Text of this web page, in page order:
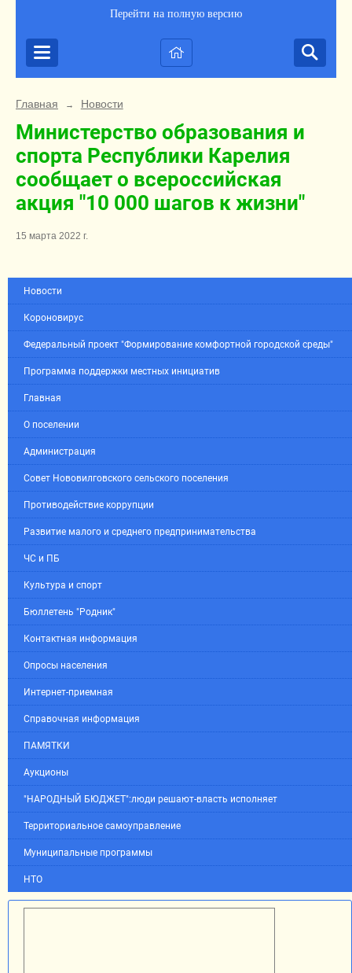
Перейти на полную версию
Главная → Новости
Министерство образования и
спорта Республики Карелия
сообщает о всероссийская
акция "10 000 шагов к жизни"
15 марта 2022 г.
Новости
Короновирус
Федеральный проект "Формирование комфортной городской среды"
Программа поддержки местных инициатив
Главная
О поселении
Администрация
Совет Нововилговского сельского поселения
Противодействие коррупции
Развитие малого и среднего предпринимательства
ЧС и ПБ
Культура и спорт
Бюллетень "Родник"
Контактная информация
Опросы населения
Интернет-приемная
Справочная информация
ПАМЯТКИ
Аукционы
"НАРОДНЫЙ БЮДЖЕТ":люди решают-власть исполняет
Территориальное самоуправление
Муниципальные программы
НТО